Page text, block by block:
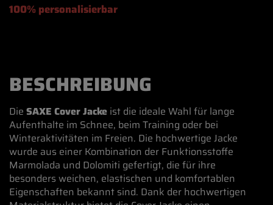
100% personalisierbar
BESCHREIBUNG
Die SAXE Cover Jacke ist die ideale Wahl für lange
Aufenthalte im Schnee, beim Training oder bei
Winteraktivitäten im Freien. Die hochwertige Jacke
wurde aus einer Kombination der Funktionsstoffe
Marmolada und Dolomiti gefertigt, die für ihre
besonders weichen, elastischen und komfortablen
Eigenschaften bekannt sind. Dank der hochwertigen